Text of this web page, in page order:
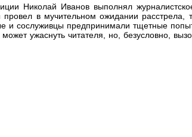
Николай Иванов выполнял
в мучительном ожидании
сослуживцы предпринимали тщетные
ужаснуть читателя, но, безусловно,